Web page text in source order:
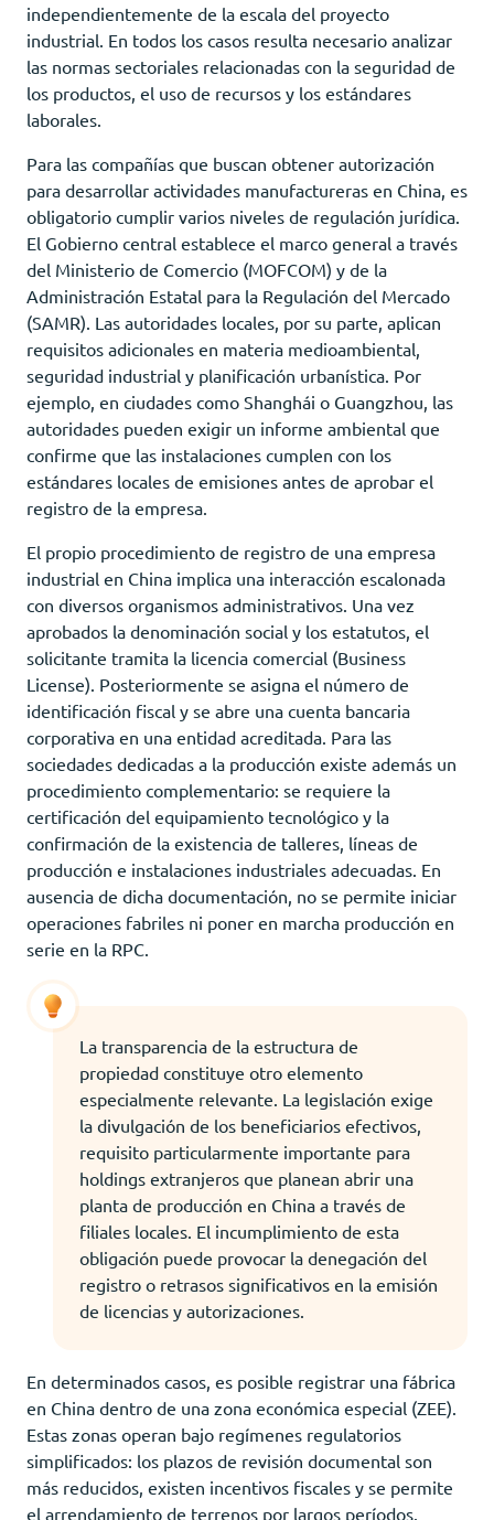
independientemente de la escala del proyecto
industrial. En todos los casos resulta necesario analizar
las normas sectoriales relacionadas con la seguridad de
los productos, el uso de recursos y los estándares
laborales.
Para las compañías que buscan obtener autorización
para desarrollar actividades manufactureras en China, es
obligatorio cumplir varios niveles de regulación jurídica.
El Gobierno central establece el marco general a través
del Ministerio de Comercio (MOFCOM) y de la
Administración Estatal para la Regulación del Mercado
(SAMR). Las autoridades locales, por su parte, aplican
requisitos adicionales en materia medioambiental,
seguridad industrial y planificación urbanística. Por
ejemplo, en ciudades como Shanghái o Guangzhou, las
autoridades pueden exigir un informe ambiental que
confirme que las instalaciones cumplen con los
estándares locales de emisiones antes de aprobar el
registro de la empresa.
El propio procedimiento de registro de una empresa
industrial en China implica una interacción escalonada
con diversos organismos administrativos. Una vez
aprobados la denominación social y los estatutos, el
solicitante tramita la licencia comercial (Business
License). Posteriormente se asigna el número de
identificación fiscal y se abre una cuenta bancaria
corporativa en una entidad acreditada. Para las
sociedades dedicadas a la producción existe además un
procedimiento complementario: se requiere la
certificación del equipamiento tecnológico y la
confirmación de la existencia de talleres, líneas de
producción e instalaciones industriales adecuadas. En
ausencia de dicha documentación, no se permite iniciar
operaciones fabriles ni poner en marcha producción en
serie en la RPC.
La transparencia de la estructura de
propiedad constituye otro elemento
especialmente relevante. La legislación exige
la divulgación de los beneficiarios efectivos,
requisito particularmente importante para
holdings extranjeros que planean abrir una
planta de producción en China a través de
filiales locales. El incumplimiento de esta
obligación puede provocar la denegación del
registro o retrasos significativos en la emisión
de licencias y autorizaciones.
En determinados casos, es posible registrar una fábrica
en China dentro de una zona económica especial (ZEE).
Estas zonas operan bajo regímenes regulatorios
simplificados: los plazos de revisión documental son
más reducidos, existen incentivos fiscales y se permite
el arrendamiento de terrenos por largos períodos.